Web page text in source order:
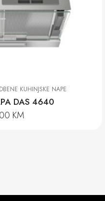
KUHINJSKE NAPE
DAS 4640
KM